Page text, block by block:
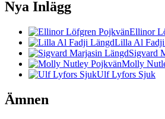
Nya Inlägg
Ellinor
Lilla Al
Sigvard
Molly
Ulf Lyfors Sjuk
Ämnen